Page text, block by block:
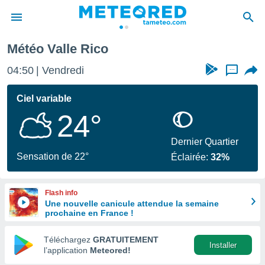
de
en
Météo Valle Rico
04:50 Vendredi ...
Ciel variable
24°
Sensation de 22°
Dernier Quartier
Éclairée:32%
Flash info
Une nouvelle canicule attendue la semaine
prochaine en France !
Téléchargez GRATUITEMENT
l’application Meteored!
Installer